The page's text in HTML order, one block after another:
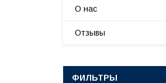
О нас
Отзывы
ФИЛЬТРЫ